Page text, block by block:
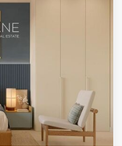
sich damit ideal für
Käufer, die eine
Der helle, offen
öffnet sich zu einem
nahtlosen Übergang
– perfekt zum
die Innenräume
Oberflächen und
was zu einer
führt. Die Immobilie
Wohnanlage, deren
ist, und bietet Zugang